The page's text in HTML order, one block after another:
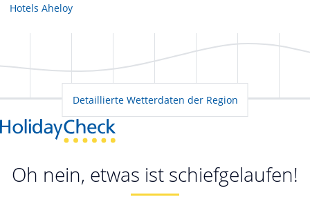
Hotels Aheloy
Detaillierte Wetterdaten der Region
Oh nein, etwas ist schiefgelaufen!